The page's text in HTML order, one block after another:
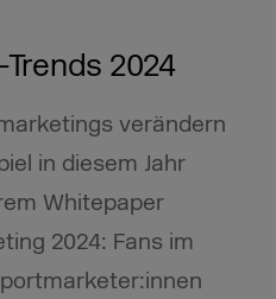
2024
verändern
in diesem Jahr
Whitepaper
2024: Fans im